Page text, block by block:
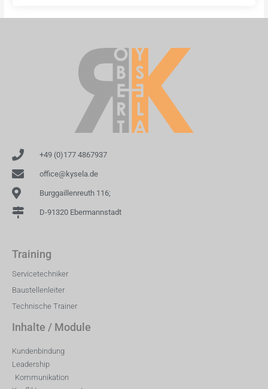
+49 (0)177 4867937
office@kysela.de
Burggaillenreuth 116;
D-91320 Ebermannstadt
Training
Servicetechniker
Baustellenleiter
Technische Trainer
Inhalte / Module
Kundenbindung
Leadership
Kommunikation